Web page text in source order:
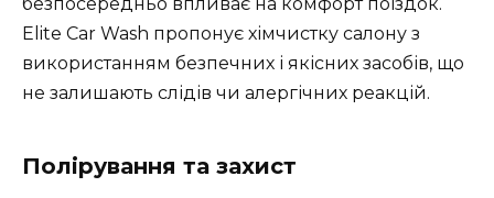
безпосередньо впливає на комфорт поїздок.
Elite Car Wash пропонує хімчистку салону з
використанням безпечних і якісних засобів, що
не залишають слідів чи алергічних реакцій.
Полірування та захист